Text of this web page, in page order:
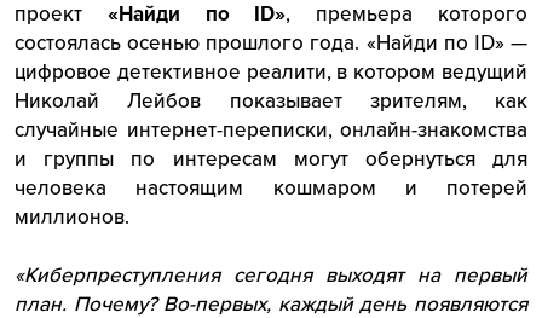
проект «Найди по ID», премьера которого
состоялась осенью прошлого года. «Найди по ID» —
цифровое детективное реалити, в котором ведущий
Николай Лейбов показывает зрителям, как
случайные интернет-переписки, онлайн-знакомства
и группы по интересам могут обернуться для
человека настоящим кошмаром и потерей
миллионов.
«Киберпреступления сегодня выходят на первый
план. Почему? Во-первых, каждый день появляются